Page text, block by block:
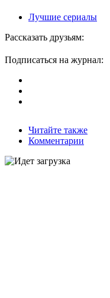
Лучшие сериалы
Рассказать друзьям:
Подписаться на журнал:
Читайте также
Комментарии